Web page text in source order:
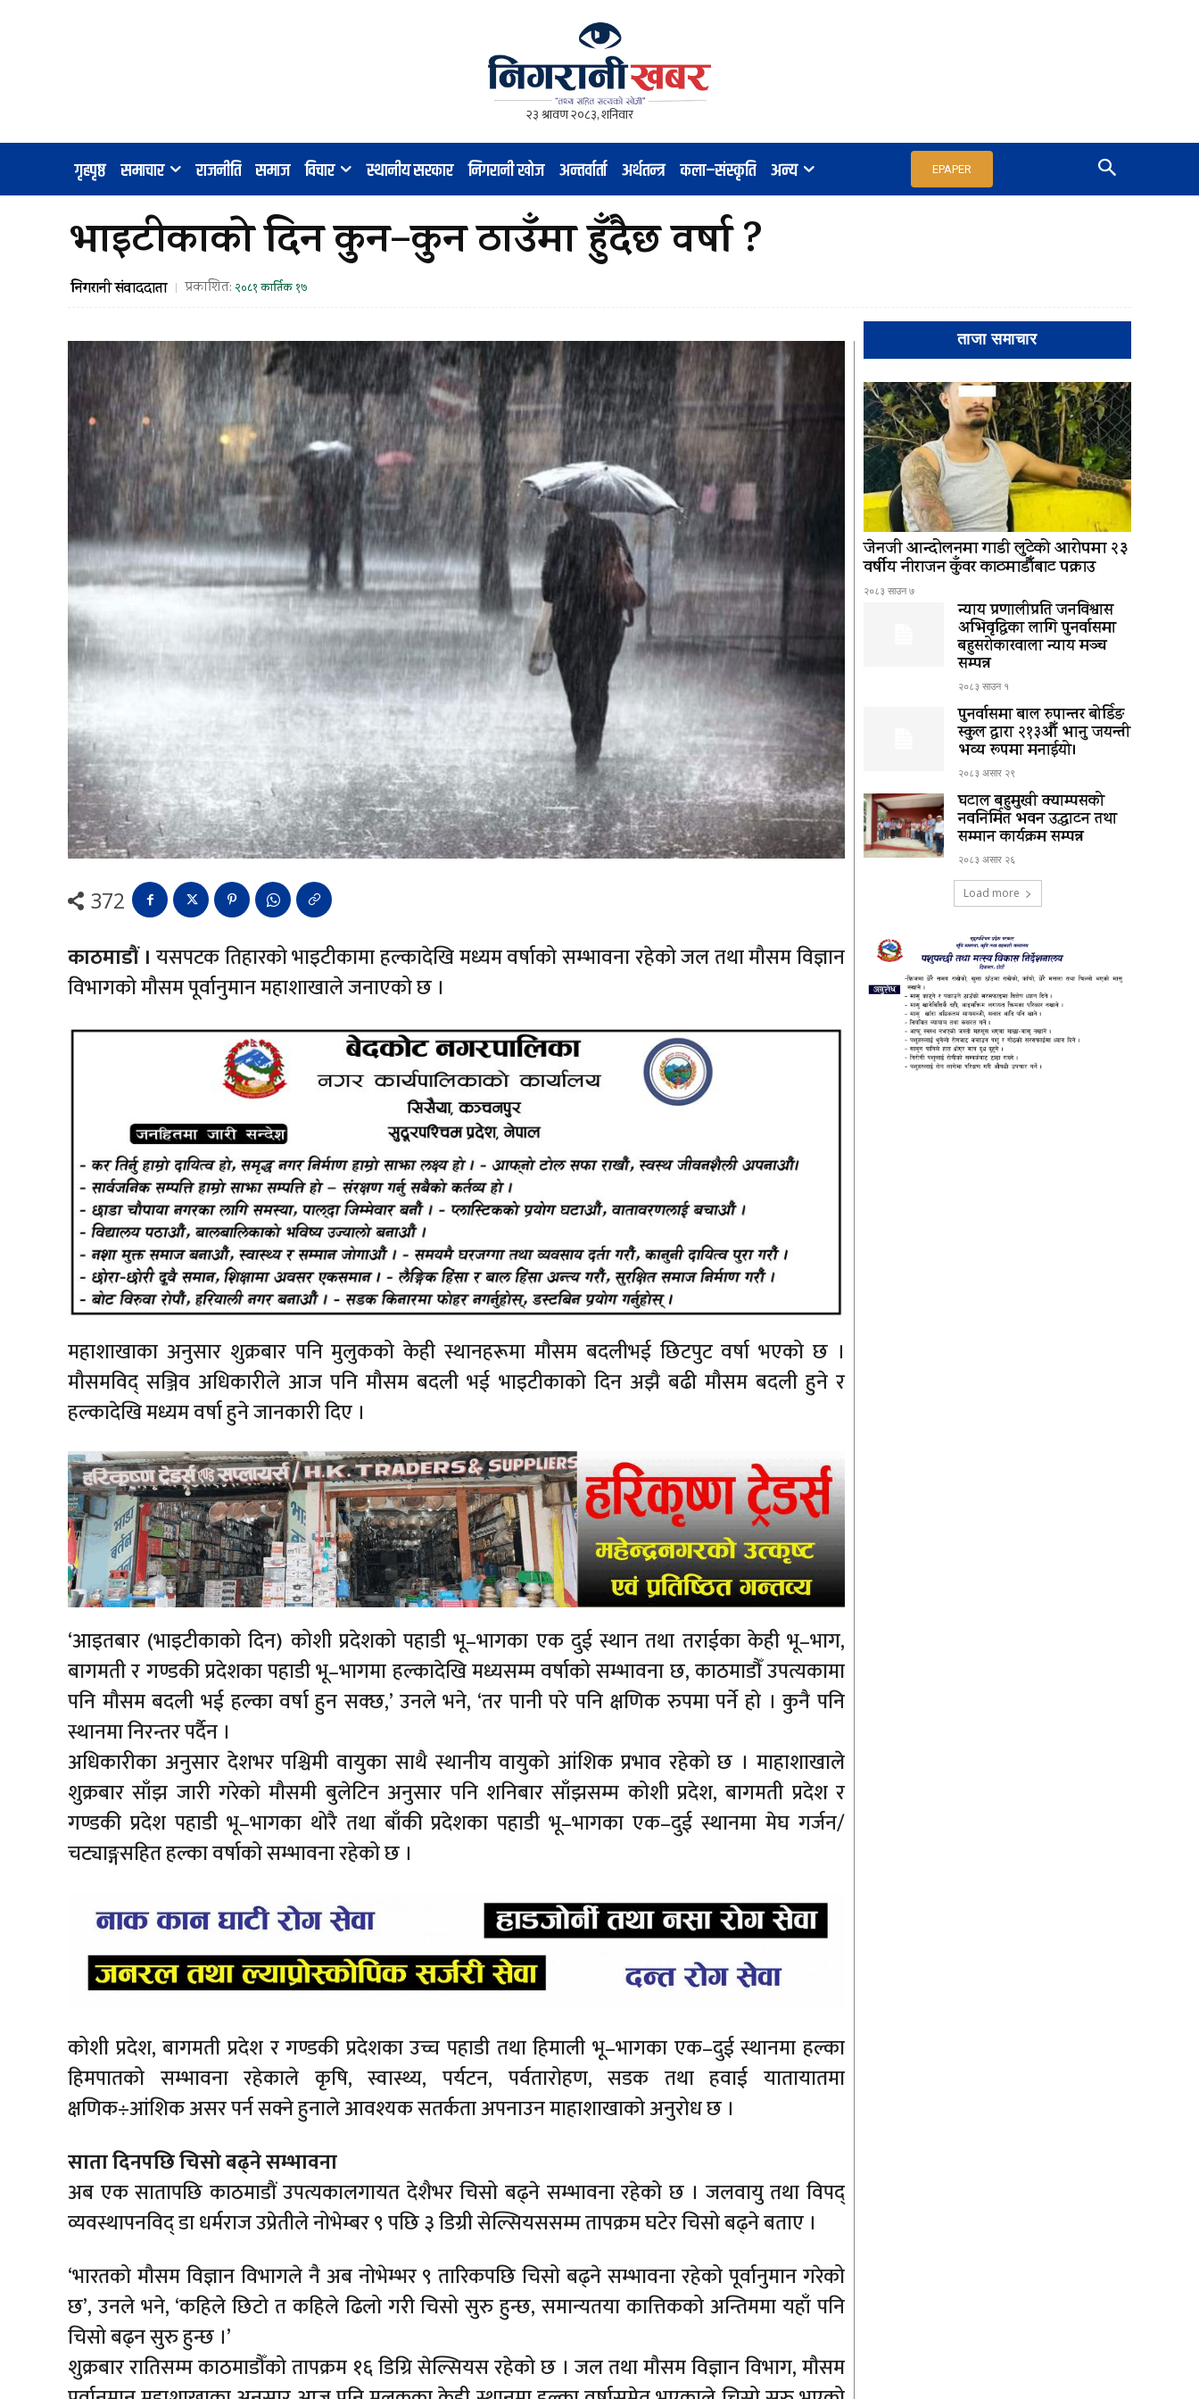
गृहपृष्ठ समाचार राजनीति समाज विचार स्थानीय सरकार निगरानी खोज अन्तर्वार्ता अर्थतन्त्र कला–संस्कृति अन्य EPAPER
भाइटीकाको दिन कुन–कुन ठाउँमा हुँदैछ वर्षा ?
निगरानी संवाददाता प्रकाशित: २०८१ कार्तिक १७
372
काठमाडौं । यसपटक तिहारको भाइटीकामा हल्कादेखि मध्यम वर्षाको सम्भावना रहेको जल तथा मौसम विज्ञान
विभागको मौसम पूर्वानुमान महाशाखाले जनाएको छ ।
महाशाखाका अनुसार शुक्रबार पनि मुलुकको केही स्थानहरूमा मौसम बदलीभई छिटपुट वर्षा भएको छ ।
मौसमविद् सञ्जिव अधिकारीले आज पनि मौसम बदली भई भाइटीकाको दिन अझै बढी मौसम बदली हुने र
हल्कादेखि मध्यम वर्षा हुने जानकारी दिए ।
‘आइतबार (भाइटीकाको दिन) कोशी प्रदेशको पहाडी भू–भागका एक दुई स्थान तथा तराईका केही भू–भाग,
बागमती र गण्डकी प्रदेशका पहाडी भू–भागमा हल्कादेखि मध्यसम्म वर्षाको सम्भावना छ, काठमाडौँ उपत्यकामा
पनि मौसम बदली भई हल्का वर्षा हुन सक्छ,’ उनले भने, ‘तर पानी परे पनि क्षणिक रुपमा पर्ने हो । कुनै पनि
स्थानमा निरन्तर पर्दैन ।
अधिकारीका अनुसार देशभर पश्चिमी वायुका साथै स्थानीय वायुको आंशिक प्रभाव रहेको छ । माहाशाखाले
शुक्रबार साँझ जारी गरेको मौसमी बुलेटिन अनुसार पनि शनिबार साँझसम्म कोशी प्रदेश, बागमती प्रदेश र
गण्डकी प्रदेश पहाडी भू–भागका थोरै तथा बाँकी प्रदेशका पहाडी भू–भागका एक–दुई स्थानमा मेघ गर्जन/
चट्याङ्गसहित हल्का वर्षाको सम्भावना रहेको छ ।
कोशी प्रदेश, बागमती प्रदेश र गण्डकी प्रदेशका उच्च पहाडी तथा हिमाली भू–भागका एक–दुई स्थानमा हल्का
हिमपातको सम्भावना रहेकाले कृषि, स्वास्थ्य, पर्यटन, पर्वतारोहण, सडक तथा हवाई यातायातमा
क्षणिक÷आंशिक असर पर्न सक्ने हुनाले आवश्यक सतर्कता अपनाउन माहाशाखाको अनुरोध छ ।
साता दिनपछि चिसो बढ्ने सम्भावना
अब एक सातापछि काठमाडौं उपत्यकालगायत देशैभर चिसो बढ्ने सम्भावना रहेको छ । जलवायु तथा विपद्
व्यवस्थापनविद् डा धर्मराज उप्रेतीले नोभेम्बर ९ पछि ३ डिग्री सेल्सियससम्म तापक्रम घटेर चिसो बढ्ने बताए ।
‘भारतको मौसम विज्ञान विभागले नै अब नोभेम्भर ९ तारिकपछि चिसो बढ्ने सम्भावना रहेको पूर्वानुमान गरेको
छ’, उनले भने, ‘कहिले छिटो त कहिले ढिलो गरी चिसो सुरु हुन्छ, समान्यतया कात्तिकको अन्तिममा यहाँ पनि
चिसो बढ्न सुरु हुन्छ ।’
शुक्रबार रातिसम्म काठमाडौँको तापक्रम १६ डिग्रि सेल्सियस रहेको छ । जल तथा मौसम विज्ञान विभाग, मौसम
ताजा समाचार
जेनजी आन्दोलनमा गाडी लुटेको आरोपमा २३
वर्षीय नीराजन कुँवर काठमाडौँबाट पक्राउ
२०८३ साउन ७
न्याय प्रणालीप्रति जनविश्वास
अभिवृद्धिका लागि पुनर्वासमा
बहुसरोकारवाला न्याय मञ्च
सम्पन्न
२०८३ साउन १
पुनर्वासमा बाल रुपान्तर बोर्डिङ
स्कुल द्धारा २१३औँ भानु जयन्ती
भव्य रूपमा मनाईयो।
२०८३ असार २९
घटाल बहुमुखी क्याम्पसको
नवनिर्मित भवन उद्घाटन तथा
सम्मान कार्यक्रम सम्पन्न
२०८३ असार २६
Load more